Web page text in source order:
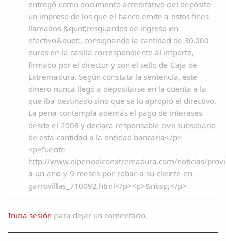
entregó como documento acreditativo del depósito
un impreso de los que el banco emite a estos fines
llamados &quot;resguardos de ingreso en
efectivo&quot;, consignando la cantidad de 30.000
euros en la casilla correspondiente al importe,
firmado por el director y con el sello de Caja de
Extremadura. Según constata la sentencia, este
dinero nunca llegó a depositarse en la cuenta a la
que iba destinado sino que se lo apropió el directivo.
La pena contempla además el pago de intereses
desde el 2008 y declara responsable civil subsidiario
de esta cantidad a la entidad bancaria</p>
<p>fuente
http://www.elperiodicoextremadura.com/noticias/
a-un-ano-y-9-meses-por-robar-a-su-cliente-en-
garrovillas_710092.html</p><p>&nbsp;</p>
Inicia sesión para dejar un comentario.